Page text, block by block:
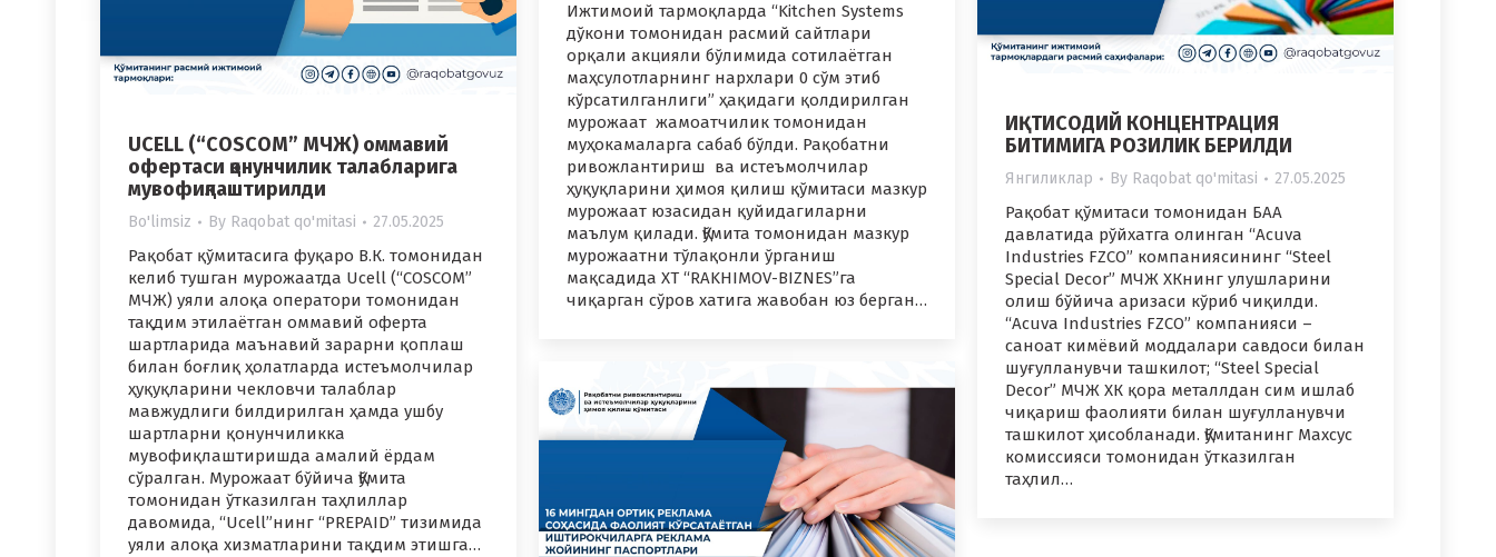
Ижтимоий тармоқларда “Kitchen Systems
дўкони томонидан расмий сайтлари
орқали акцияли бўлимида сотилаётган
маҳсулотларнинг нархлари 0 сўм этиб
кўрсатилганлиги” ҳақидаги қолдирилган
мурожаат жамоатчилик томонидан
муҳокамаларга сабаб бўлди. Рақобатни
ривожлантириш ва истеъмолчилар
ҳуқуқларини ҳимоя қилиш қўмитаси мазкур
мурожаат юзасидан қуйидагиларни
маълум қилади. Қўмита томонидан мазкур
мурожаатни тўлақонли ўрганиш
мақсадида ХT “RAKHIMOV-BIZNES”га
чиқарган сўров хатига жавобан юз берган…
ИҚТИСОДИЙ КОНЦЕНТРАЦИЯ
БИТИМИГА РОЗИЛИК БЕРИЛДИ
Янгиликлар By Raqobat qo'mitasi 27.05.2025
Рақобат қўмитаси томонидан БАА
давлатида рўйхатга олинган “Acuva
Industries FZCO” компаниясининг “Steel
Special Decor” МЧЖ ХКнинг улушларини
олиш бўйича аризаси кўриб чиқилди.
“Acuva Industries FZCO” компанияси –
саноат кимёвий моддалари савдоси билан
шуғулланувчи ташкилот; “Steel Special
Decor” МЧЖ ХК қора металлдан сим ишлаб
чиқариш фаолияти билан шуғулланувчи
ташкилот ҳисобланади. Қўмитанинг Махсус
комиссияси томонидан ўтказилган
таҳлил…
UCELL (“COSCOM” МЧЖ) оммавий
офертаси қонунчилик талабларига
мувофиқлаштирилди
Bo'limsiz By Raqobat qo'mitasi 27.05.2025
Рақобат қўмитасига фуқаро В.К. томонидан
келиб тушган мурожаатда Ucell (“COSCOM”
МЧЖ) уяли алоқа оператори томонидан
тақдим этилаётган оммавий оферта
шартларида маънавий зарарни қоплаш
билан боғлиқ ҳолатларда истеъмолчилар
ҳуқуқларини чекловчи талаблар
мавжудлиги билдирилган ҳамда ушбу
шартларни қонунчиликка
мувофиқлаштиришда амалий ёрдам
сўралган. Мурожаат бўйича Қўмита
томонидан ўтказилган таҳлиллар
давомида, “Ucell”нинг “PREPAID” тизимида
уяли алоқа хизматларини тақдим этишга…